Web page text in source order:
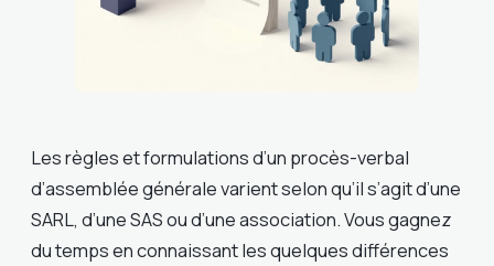
Les règles et formulations d’un procès-verbal
d’assemblée générale varient selon qu’il s’agit d’une
SARL, d’une SAS ou d’une association. Vous gagnez
du temps en connaissant les quelques différences